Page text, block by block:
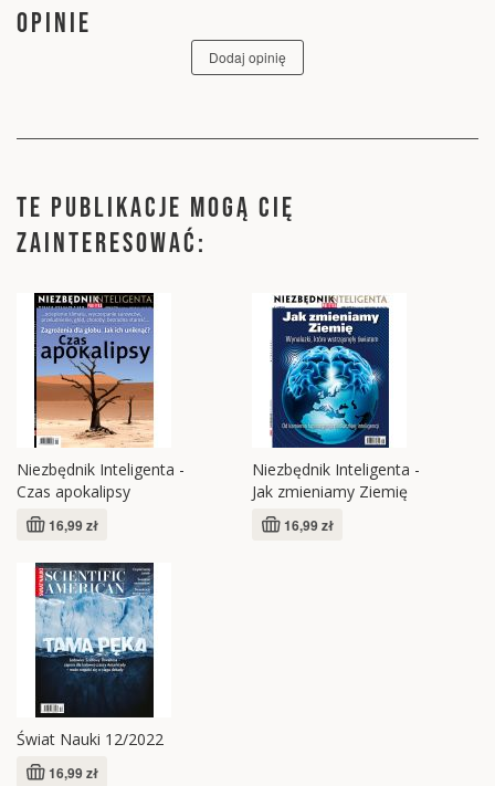
OPINIE
Dodaj opinię
TE PUBLIKACJE MOGĄ CIĘ
ZAINTERESOWAĆ:
Niezbędnik Inteligenta -
Czas apokalipsy
16,99 zł
Niezbędnik Inteligenta -
Jak zmieniamy Ziemię
16,99 zł
Świat Nauki 12/2022
16,99 zł